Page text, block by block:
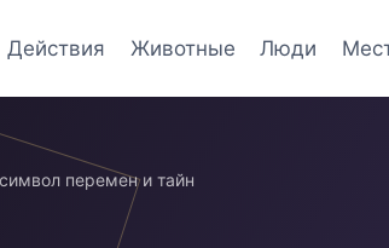
Действия Животные Люди
перемен и тайн